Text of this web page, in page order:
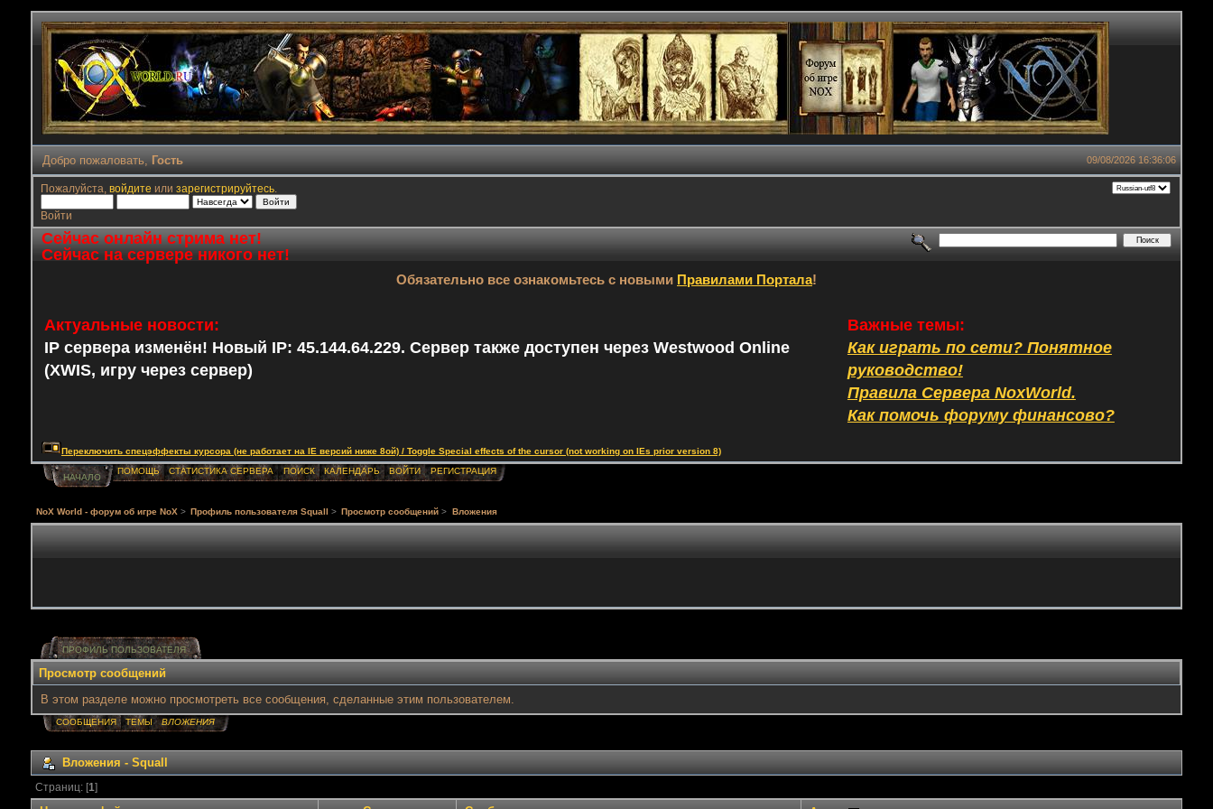
09/08/2026 16:36:06
Добро пожаловать, Гость
Пожалуйста, войдите или зарегистрируйтесь.
Войти
Сейчас онлайн стрима нет!
Сейчас на сервере никого нет!
Обязательно все ознакомьтесь с новыми Правилами Портала!
Актуальные новости:
IP сервера изменён! Новый IP: 45.144.64.229. Сервер также доступен через Westwood Online
(XWIS, игру через сервер)
Важные темы:
Как играть по сети? Понятное
руководство!
Правила Сервера NoxWorld.
Как помочь форуму финансово?
Переключить спецэффекты курсора (не работает на IE версий ниже 8ой) / Toggle Special effects of the cursor (not working on IEs prior version 8)
НАЧАЛО
ПОМОЩЬ СТАТИСТИКА СЕРВЕРА ПОИСК КАЛЕНДАРЬ ВОЙТИ РЕГИСТРАЦИЯ
NoX World - форум об игре NoX > Профиль пользователя Squall > Просмотр сообщений > Вложения
ПРОФИЛЬ ПОЛЬЗОВАТЕЛЯ
Просмотр сообщений
В этом разделе можно просмотреть все сообщения, сделанные этим пользователем.
СООБЩЕНИЯ ТЕМЫ ВЛОЖЕНИЯ
Вложения - Squall
Страниц: [1]